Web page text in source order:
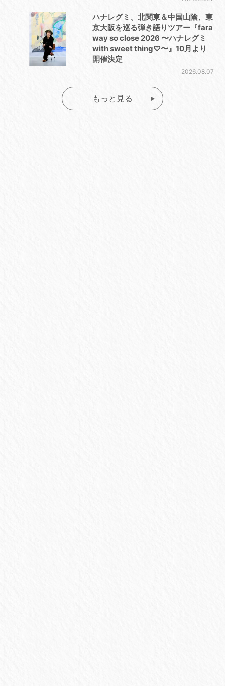
ハナレグミ、北関東＆中国山陰、東
京大阪を巡る弾き語りツアー『fara
way so close 2026 〜ハナレグミ
with sweet thing♡〜』10月より
開催決定
2026.08.07
もっと見る